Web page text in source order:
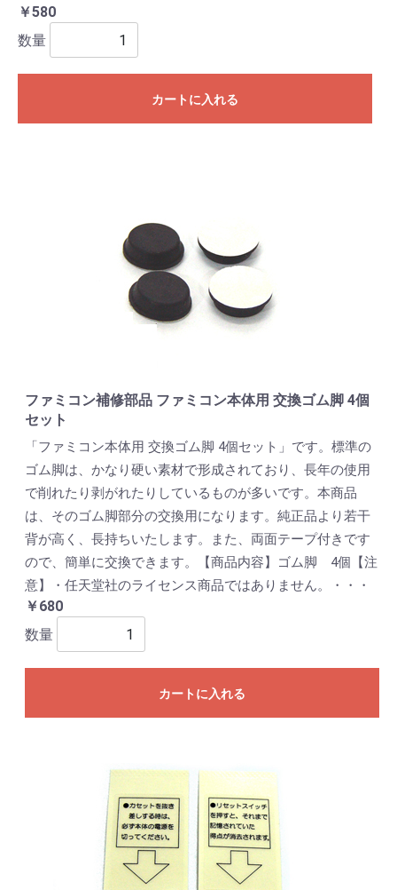
￥580
数量
カートに入れる
ファミコン補修部品 ファミコン本体用 交換ゴム脚 4個
セット
「ファミコン本体用 交換ゴム脚 4個セット」です。標準の
ゴム脚は、かなり硬い素材で形成されており、長年の使用
で削れたり剥がれたりしているものが多いです。本商品
は、そのゴム脚部分の交換用になります。純正品より若干
背が高く、長持ちいたします。また、両面テープ付きです
ので、簡単に交換できます。【商品内容】ゴム脚 4個【注
意】・任天堂社のライセンス商品ではありません。・・・
￥680
数量
カートに入れる